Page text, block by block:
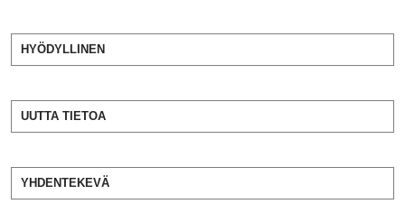
HYÖDYLLINEN
UUTTA TIETOA
YHDENTEKEVÄ